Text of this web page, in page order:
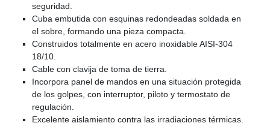
seguridad.
Cuba embutida con esquinas redondeadas soldada en
el sobre, formando una pieza compacta.
Construidos totalmente en acero inoxidable AISI-304
18/10.
Cable con clavija de toma de tierra.
Incorpora panel de mandos en una situación protegida
de los golpes, con interruptor, piloto y termostato de
regulación.
Excelente aislamiento contra las irradiaciones térmicas.